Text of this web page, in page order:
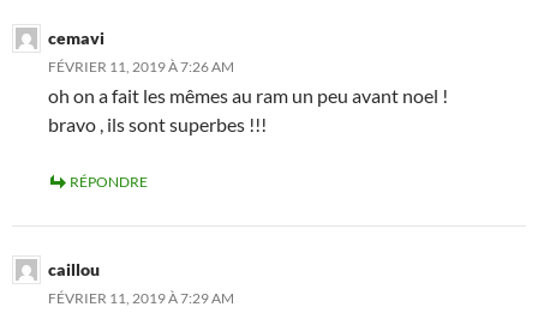
cemavi
FÉVRIER 11, 2019 À 7:26 AM
oh on a fait les mêmes au ram un peu avant noel !
bravo , ils sont superbes !!!
RÉPONDRE
caillou
FÉVRIER 11, 2019 À 7:29 AM